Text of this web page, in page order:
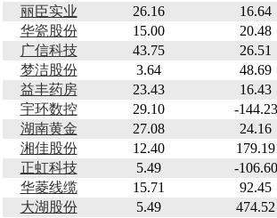
丽臣实业
26.16 16.64
华瓷股份
15.00 20.48
广信科技
43.75 26.51
梦洁股份
3.64 48.69
益丰药房
23.43 16.43
宇环数控
29.10 -144.23
湖南黄金
27.08 24.16
湘佳股份
12.40 179.19
正虹科技
5.49 -106.60
华菱线缆
15.71 92.45
大湖股份
5.49 474.52